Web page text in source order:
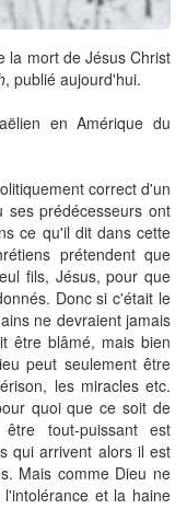
la mort de Jésus Christ
, publié aujourd'hui.
en Amérique du
correct d'un
prédécesseurs ont
ce qu'il dit dans cette
prétendent que
fils, Jésus, pour que
Donc si c'était le
ne devraient jamais
être blâmé, mais bien
peut seulement être
les miracles etc.
quoi que ce soit de
tout-puissant est
qui arrivent alors il est
Mais comme Dieu ne
et la haine